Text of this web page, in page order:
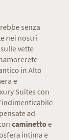
senza
nei nostri
vette
in Alto
e
Suites con
ad
caminettoe
intima e